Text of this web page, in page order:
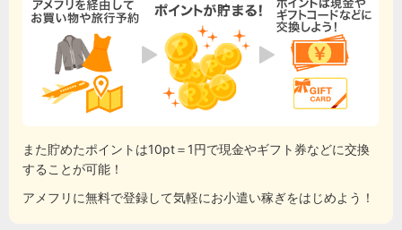
また貯めたポイントは10pt＝1円で現金やギフト券などに交換
することが可能！
アメフリに無料で登録して気軽にお小遣い稼ぎをはじめよう！